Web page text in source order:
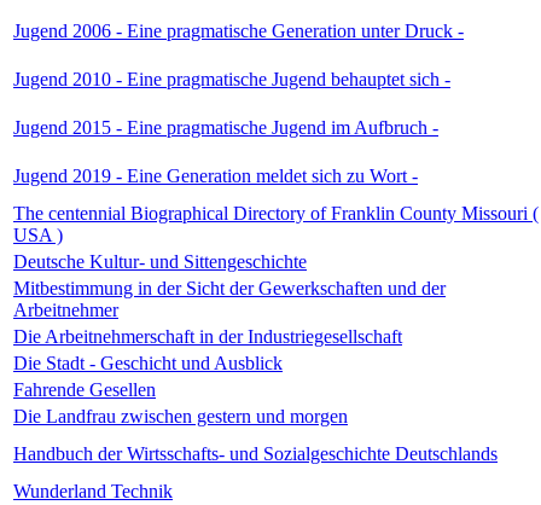
Jugend 2006 - Eine pragmatische Generation unter Druck -
Jugend 2010 - Eine pragmatische Jugend behauptet sich -
Jugend 2015 - Eine pragmatische Jugend im Aufbruch -
Jugend 2019 - Eine Generation meldet sich zu Wort -
The centennial Biographical Directory of Franklin County Missouri (
USA )
Deutsche Kultur- und Sittengeschichte
Mitbestimmung in der Sicht der Gewerkschaften und der
Arbeitnehmer
Die Arbeitnehmerschaft in der Industriegesellschaft
Die Stadt - Geschicht und Ausblick
Fahrende Gesellen
Die Landfrau zwischen gestern und morgen
Handbuch der Wirtsschafts- und Sozialgeschichte Deutschlands
Wunderland Technik